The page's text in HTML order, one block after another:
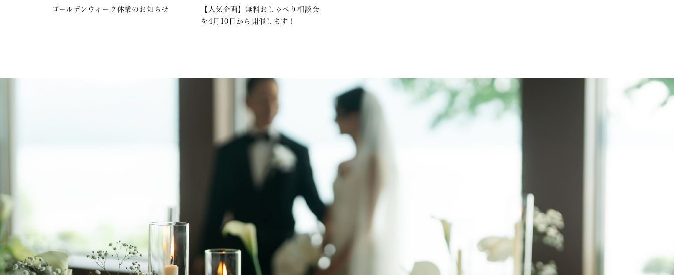
ゴールデンウィーク休業のお知らせ
【人気企画】無料おしゃべり相談会
を4月10日から開催します！